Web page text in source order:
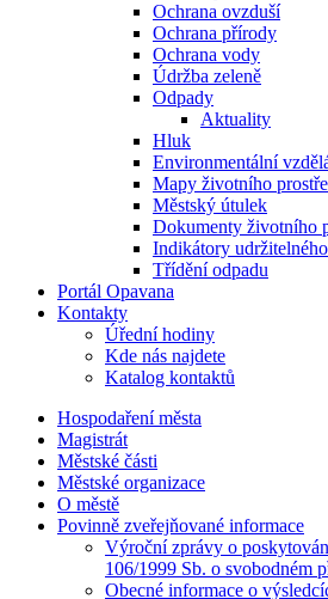
Ochrana ovzduší
Ochrana přírody
Ochrana vody
Údržba zeleně
Odpady
Aktuality
Hluk
Environmentální
Mapy životního
Městský útulek
Dokumenty životního
Indikátory
Třídění odpadu
Portál Opavana
Kontakty
Úřední hodiny
Kde nás najdete
Katalog kontaktů
Hospodaření města
Magistrát
Městské části
Městské organizace
O městě
Povinně zveřejňované informace
Výroční zprávy o
106/1999 Sb. o svobodném
Obecné informace o